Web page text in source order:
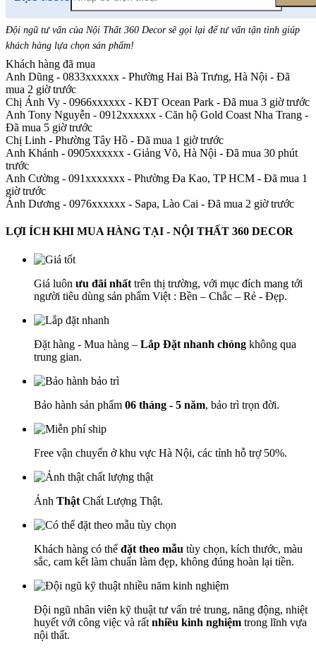
Đội ngũ tư vấn của Nội Thất 360 Decor sẽ gọi lại để tư vấn tận tình giúp
khách hàng lựa chọn sản phẩm!
Khách hàng đã mua
Anh Dũng - 0833xxxxxx - Phường Hai Bà Trưng, Hà Nội - Đã
mua 2 giờ trước
Chị Ánh Vy - 0966xxxxxx - KĐT Ocean Park - Đã mua 3 giờ trước
Anh Tony Nguyễn - 0912xxxxxx - Căn hộ Gold Coast Nha Trang -
Đã mua 5 giờ trước
Chị Linh - Phường Tây Hồ - Đã mua 1 giờ trước
Anh Khánh - 0905xxxxxx - Giảng Võ, Hà Nội - Đã mua 30 phút
trước
Anh Cường - 091xxxxxxx - Phường Đa Kao, TP HCM - Đã mua 1
giờ trước
Ánh Dương - 0976xxxxxx - Sapa, Lào Cai - Đã mua 2 giờ trước
LỢI ÍCH KHI MUA HÀNG TẠI - NỘI THẤT 360 DECOR
Giá luôn ưu đãi nhất trên thị trường, với mục đích mang tới
người tiêu dùng sản phẩm Việt : Bền – Chắc – Rẻ - Đẹp.
Đặt hàng - Mua hàng – Lắp Đặt nhanh chóng không qua
trung gian.
Bảo hành sản phẩm 06 tháng - 5 năm, bảo trì trọn đời.
Free vận chuyển ở khu vực Hà Nội, các tỉnh hỗ trợ 50%.
Ảnh Thật Chất Lượng Thật.
Khách hàng có thể đặt theo mẫu tùy chọn, kích thước, màu
sắc, cam kết làm chuẩn làm đẹp, không đúng hoàn lại tiền.
Đội ngũ nhân viên kỹ thuật tư vấn trẻ trung, năng động, nhiệt
huyết với công việc và rất nhiều kinh nghiệm trong lĩnh vựa
nội thất.